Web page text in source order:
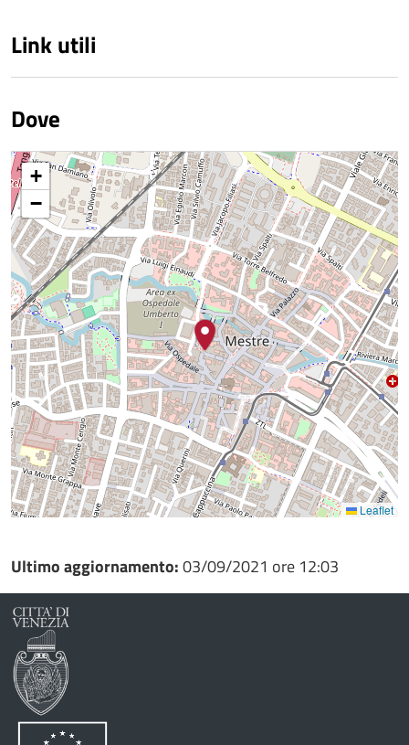
Link utili
Dove
+
−
Leaflet
Ultimo aggiornamento:03/09/2021 ore 12:03